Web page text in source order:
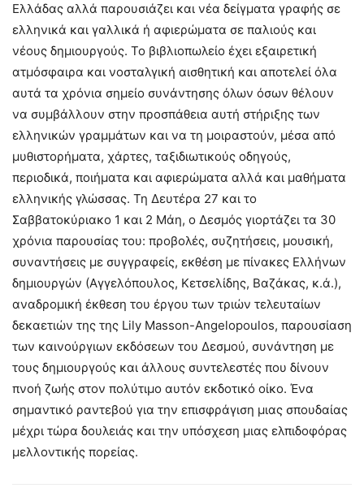
Ελλάδας αλλά παρουσιάζει και νέα δείγματα γραφής σε
ελληνικά και γαλλικά ή αφιερώματα σε παλιούς και
νέους δημιουργούς. Το βιβλιοπωλείο έχει εξαιρετική
ατμόσφαιρα και νοσταλγική αισθητική και αποτελεί όλα
αυτά τα χρόνια σημείο συνάντησης όλων όσων θέλουν
να συμβάλλουν στην προσπάθεια αυτή στήριξης των
ελληνικών γραμμάτων και να τη μοιραστούν, μέσα από
μυθιστορήματα, χάρτες, ταξιδιωτικούς οδηγούς,
περιοδικά, ποιήματα και αφιερώματα αλλά και μαθήματα
ελληνικής γλώσσας. Τη Δευτέρα 27 και το
Σαββατοκύριακο 1 και 2 Μάη, ο Δεσμός γιορτάζει τα 30
χρόνια παρουσίας του: προβολές, συζητήσεις, μουσική,
συναντήσεις με συγγραφείς, εκθέση με πίνακες Ελλήνων
δημιουργών (Αγγελόπουλος, Κετσελίδης, Βαζάκας, κ.ά.),
αναδρομική έκθεση του έργου των τριών τελευταίων
δεκαετιών της της Lily Masson-Angelopoulos, παρουσίαση
των καινούργιων εκδόσεων του Δεσμού, συνάντηση με
τους δημιουργούς και άλλους συντελεστές που δίνουν
πνοή ζωής στον πολύτιμο αυτόν εκδοτικό οίκο. Ένα
σημαντικό ραντεβού για την επισφράγιση μιας σπουδαίας
μέχρι τώρα δουλειάς και την υπόσχεση μιας ελπιδοφόρας
μελλοντικής πορείας.